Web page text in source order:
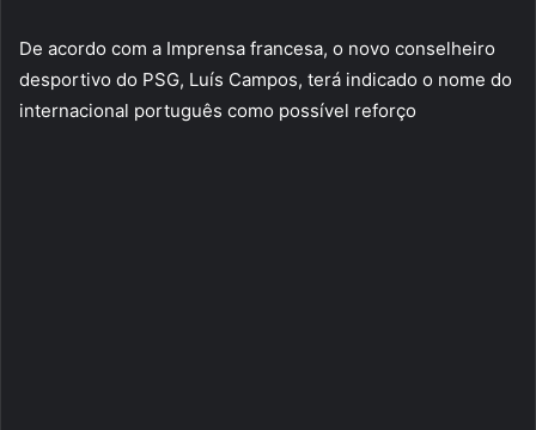
De acordo com a Imprensa francesa, o novo conselheiro
desportivo do PSG, Luís Campos, terá indicado o nome do
internacional português como possível reforço